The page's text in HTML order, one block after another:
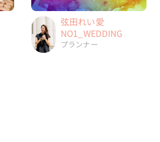
弦田れい愛
NO1_WEDDING
プランナー